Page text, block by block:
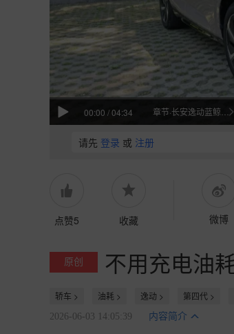
00:00 /04:34
请先 登录 或 注册
点赞5 收藏 微博
原创 不用充电油
轿车 > 油耗 > 逸动 > 第四代 >
2026-06-03 14:05:39 内容简介